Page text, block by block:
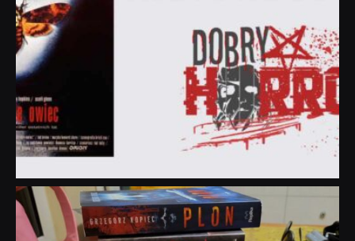
dobryhorror
Lip 31